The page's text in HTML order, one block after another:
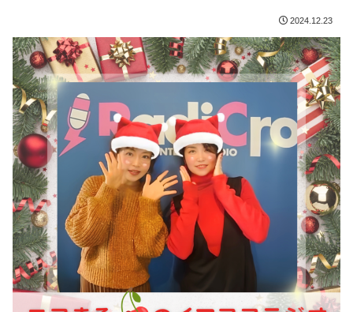
2024.12.23